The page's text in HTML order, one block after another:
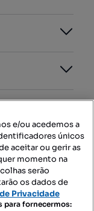
e/ou acedemos a
únicos
aceitar ou gerir as
momento na
serão
os dados de
Privacidade
para fornecermos: